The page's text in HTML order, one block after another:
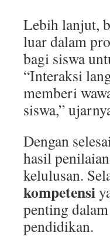
Lebih lanjut,
luar dalam
bagi siswa
“Interaksi
memberi
siswa,”
Dengan
hasil
kelulusan.
kompetensi
penting
pendidikan.